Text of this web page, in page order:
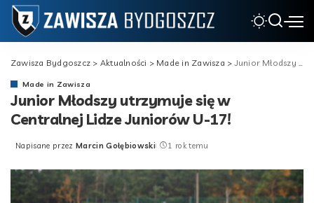
Zawisza Bydgoszcz > Aktualności > Made in Zawisza >Junior Młodszy utrzymuje się w Centralnej Lidze Juniorów U-17!
Made in Zawisza
Junior Młodszy utrzymuje się w
Centralnej Lidze Juniorów U-17!
Posted
Napisane przez Marcin Gołębiowski 1 rok temu